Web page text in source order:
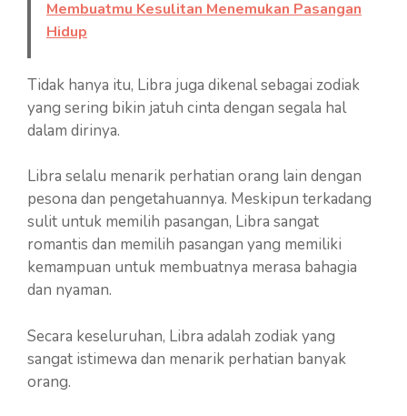
Membuatmu Kesulitan Menemukan Pasangan
Hidup
Tidak hanya itu, Libra juga dikenal sebagai zodiak
yang sering bikin jatuh cinta dengan segala hal
dalam dirinya.
Libra selalu menarik perhatian orang lain dengan
pesona dan pengetahuannya. Meskipun terkadang
sulit untuk memilih pasangan, Libra sangat
romantis dan memilih pasangan yang memiliki
kemampuan untuk membuatnya merasa bahagia
dan nyaman.
Secara keseluruhan, Libra adalah zodiak yang
sangat istimewa dan menarik perhatian banyak
orang.